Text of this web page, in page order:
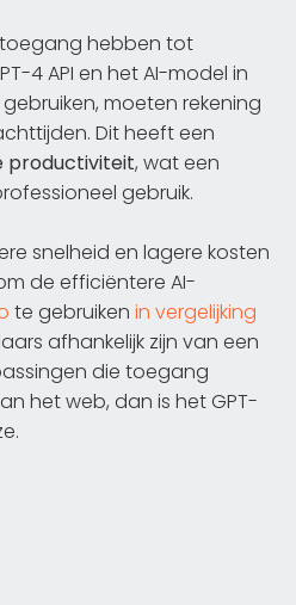
hebben tot
4 API en het AI-model in
moeten rekening
Dit heeft een
productiviteit, wat een
gebruik.
snelheid en lagere kosten
de efficiëntere AI-
te gebruiken in vergelijking
afhankelijk zijn van een
die toegang
het web, dan is het GPT-